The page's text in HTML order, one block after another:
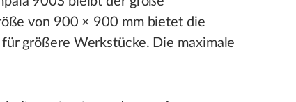
von 900 × 900 mm bietet die
größere Werkstücke. Die maximale